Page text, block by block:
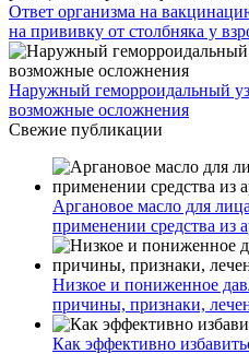
Ответ организма на
на прививку от столбняка у
Наружный геморроидальный
возможные осложнения
Свежие публикации
Аргановое масло для
применении средства из
Низкое и пониженное
причины, признаки,
Как эффективно